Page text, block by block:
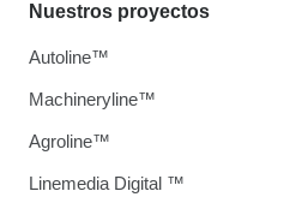
Nuestros proyectos
Autoline™
Machineryline™
Agroline™
Linemedia Digital ™